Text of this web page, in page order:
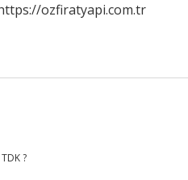
ozfiratyapi.com.tr
?